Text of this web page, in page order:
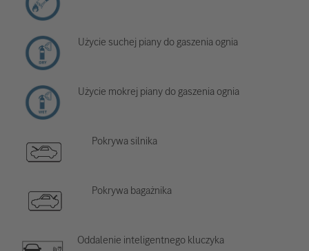
Użycie suchej piany do gaszenia ognia
Użycie mokrej piany do gaszenia ognia
Pokrywa silnika
Pokrywa bagażnika
Oddalenie inteligentnego kluczyka